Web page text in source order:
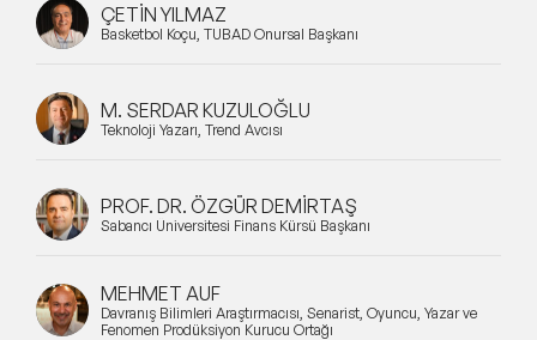
ÇETİN YILMAZ
Basketbol Koçu, TÜBAD Onursal Başkanı
M. SERDAR KUZULOĞLU
Teknoloji Yazarı, Trend Avcısı
PROF. DR. ÖZGÜR DEMİRTAŞ
Sabancı Üniversitesi Finans Kürsü Başkanı
MEHMET AUF
Davranış Bilimleri Araştırmacısı, Senarist, Oyuncu, Yazar ve
Fenomen Prodüksiyon Kurucu Ortağı